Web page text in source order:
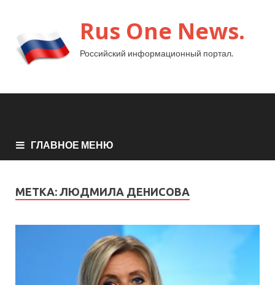
Rus One News.
Российский информационный портал.
ГЛАВНОЕ МЕНЮ
МЕТКА: ЛЮДМИЛА ДЕНИСОВА